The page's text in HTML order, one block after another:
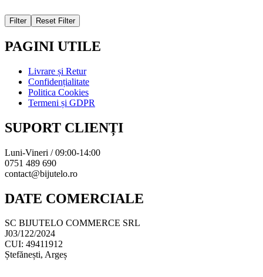
Filter Reset Filter
PAGINI UTILE
Livrare și Retur
Confidențialitate
Politica Cookies
Termeni și GDPR
SUPORT CLIENȚI
Luni-Vineri / 09:00-14:00
0751 489 690
contact@bijutelo.ro
DATE COMERCIALE
SC BIJUTELO COMMERCE SRL
J03/122/2024
CUI: 49411912
Ștefănești, Argeș